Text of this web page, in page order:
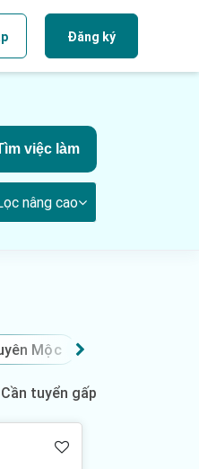
Đăng ký
việc làm
nâng cao
Mộc
Cần tuyển gấp